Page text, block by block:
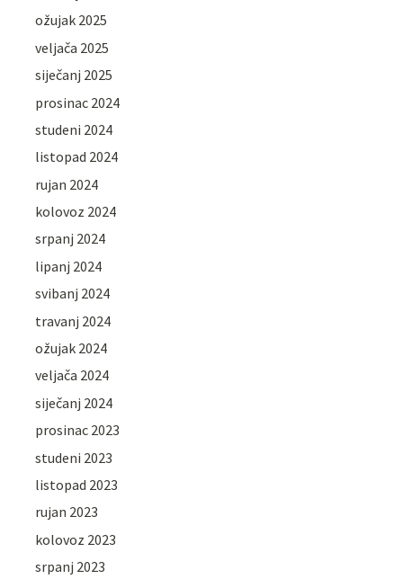
ožujak 2025
veljača 2025
siječanj 2025
prosinac 2024
studeni 2024
listopad 2024
rujan 2024
kolovoz 2024
srpanj 2024
lipanj 2024
svibanj 2024
travanj 2024
ožujak 2024
veljača 2024
siječanj 2024
prosinac 2023
studeni 2023
listopad 2023
rujan 2023
kolovoz 2023
srpanj 2023